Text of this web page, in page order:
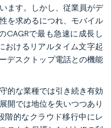
ます。しかし、従業員がデ
を求めるにつれ、モバイル
CAGRで最も急速に成長し
おけるリアルタイム文字起
デスクトップ電話との機能
的な業種では引き続き有効
開では地位を失いつつあり
階的なクラウド移行中にレ